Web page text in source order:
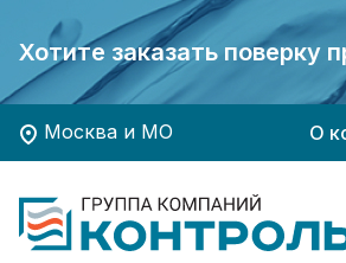
Экономьте время и
Хотите заказать поверку
Экономьте время и
Хотите заказать поверку
Москва и МО О